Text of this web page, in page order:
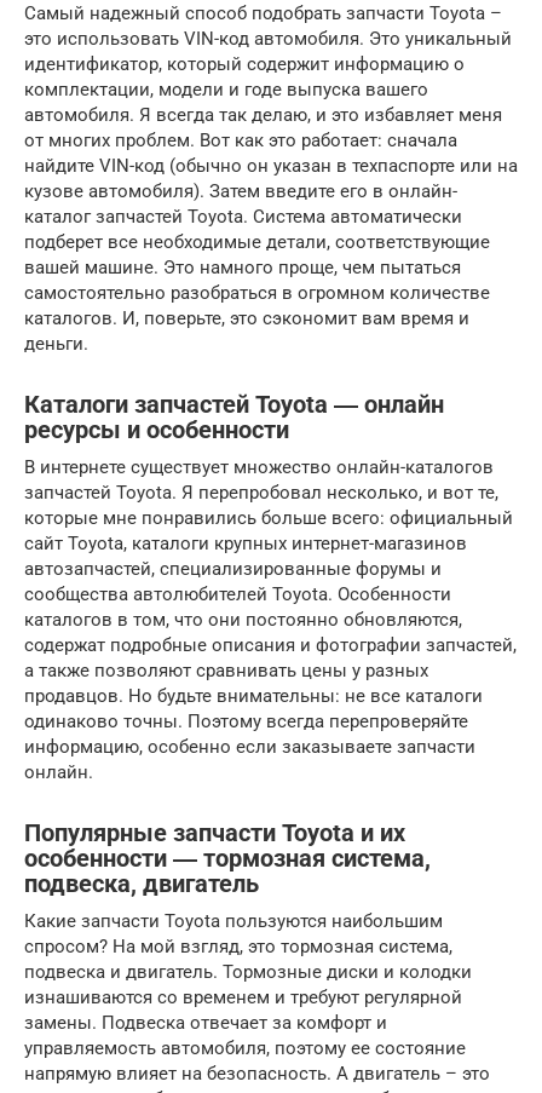
Самый надежный способ подобрать запчасти Toyota –
это использовать VIN-код автомобиля. Это уникальный
идентификатор, который содержит информацию о
комплектации, модели и годе выпуска вашего
автомобиля. Я всегда так делаю, и это избавляет меня
от многих проблем. Вот как это работает: сначала
найдите VIN-код (обычно он указан в техпаспорте или на
кузове автомобиля). Затем введите его в онлайн-
каталог запчастей Toyota. Система автоматически
подберет все необходимые детали, соответствующие
вашей машине. Это намного проще, чем пытаться
самостоятельно разобраться в огромном количестве
каталогов. И, поверьте, это сэкономит вам время и
деньги.
Каталоги запчастей Toyota ― онлайн
ресурсы и особенности
В интернете существует множество онлайн-каталогов
запчастей Toyota. Я перепробовал несколько, и вот те,
которые мне понравились больше всего: официальный
сайт Toyota, каталоги крупных интернет-магазинов
автозапчастей, специализированные форумы и
сообщества автолюбителей Toyota. Особенности
каталогов в том, что они постоянно обновляются,
содержат подробные описания и фотографии запчастей,
а также позволяют сравнивать цены у разных
продавцов. Но будьте внимательны: не все каталоги
одинаково точны. Поэтому всегда перепроверяйте
информацию, особенно если заказываете запчасти
онлайн.
Популярные запчасти Toyota и их
особенности ― тормозная система,
подвеска, двигатель
Какие запчасти Toyota пользуются наибольшим
спросом? На мой взгляд, это тормозная система,
подвеска и двигатель. Тормозные диски и колодки
изнашиваются со временем и требуют регулярной
замены. Подвеска отвечает за комфорт и
управляемость автомобиля, поэтому ее состояние
напрямую влияет на безопасность. А двигатель – это